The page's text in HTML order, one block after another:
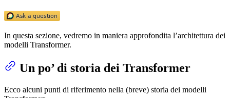
In questa sezione, vedremo in maniera approfondita l’architettura dei
modelli Transformer.
Un po’ di storia dei Transformer
Ecco alcuni punti di riferimento nella (breve) storia dei modelli